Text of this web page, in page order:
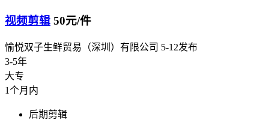
视频剪辑 50元/件
愉悦双子生鲜贸易（深圳）有限公司 5-12发布
3-5年
大专
1个月内
后期剪辑